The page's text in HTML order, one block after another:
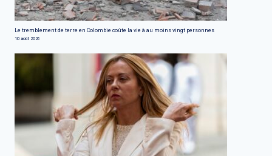
Le tremblement de terre en Colombie coûte la vie à au moins vingt personnes
10 août 2026